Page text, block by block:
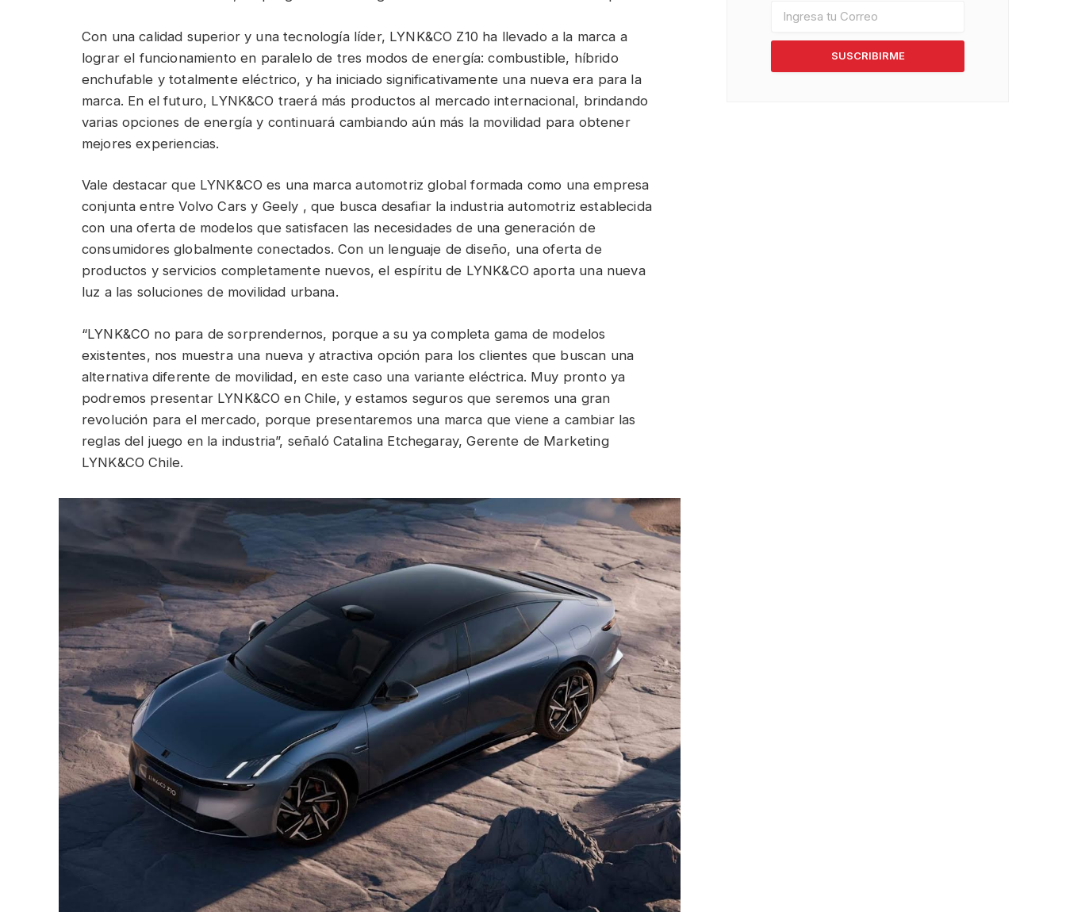
Con una calidad superior y una tecnología líder, LYNK&CO Z10 ha llevado a la marca a
lograr el funcionamiento en paralelo de tres modos de energía: combustible, híbrido
enchufable y totalmente eléctrico, y ha iniciado significativamente una nueva era para la
marca. En el futuro, LYNK&CO traerá más productos al mercado internacional, brindando
varias opciones de energía y continuará cambiando aún más la movilidad para obtener
mejores experiencias.
Vale destacar que LYNK&CO es una marca automotriz global formada como una empresa
conjunta entre Volvo Cars y Geely , que busca desafiar la industria automotriz establecida
con una oferta de modelos que satisfacen las necesidades de una generación de
consumidores globalmente conectados. Con un lenguaje de diseño, una oferta de
productos y servicios completamente nuevos, el espíritu de LYNK&CO aporta una nueva
luz a las soluciones de movilidad urbana.
“LYNK&CO no para de sorprendernos, porque a su ya completa gama de modelos
existentes, nos muestra una nueva y atractiva opción para los clientes que buscan una
alternativa diferente de movilidad, en este caso una variante eléctrica. Muy pronto ya
podremos presentar LYNK&CO en Chile, y estamos seguros que seremos una gran
revolución para el mercado, porque presentaremos una marca que viene a cambiar las
reglas del juego en la industria”, señaló Catalina Etchegaray, Gerente de Marketing
LYNK&CO Chile.
SUSCRIBIRME